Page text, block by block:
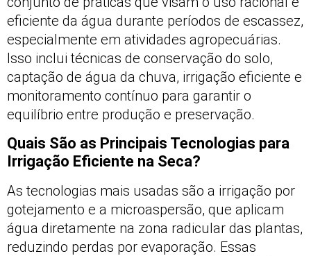
eficiente da água durante períodos de escassez,
especialmente em atividades agropecuárias.
Isso inclui técnicas de conservação do solo,
captação de água da chuva, irrigação eficiente e
monitoramento contínuo para garantir o
equilíbrio entre produção e preservação.
Quais São as Principais Tecnologias para
Irrigação Eficiente na Seca?
As tecnologias mais usadas são a irrigação por
gotejamento e a microaspersão, que aplicam
água diretamente na zona radicular das plantas,
reduzindo perdas por evaporação. Essas